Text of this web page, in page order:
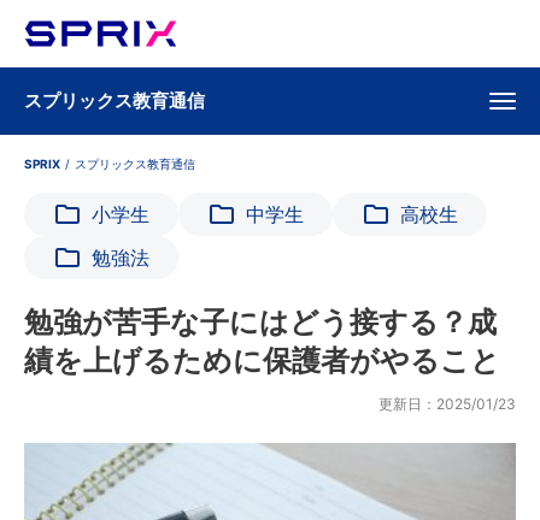
スプリックス教育通信
SPRIX / スプリックス教育通信
小学生 中学生
高校生
勉強法
勉強が苦手な子にはどう接する？成
績を上げるために保護者がやること
更新日：2025/01/23